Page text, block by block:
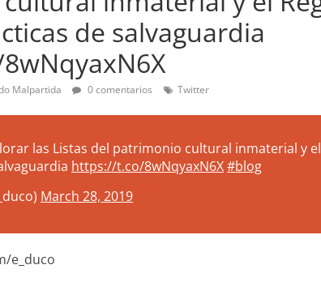
de salvaguardia
Malpartida 0 comentarios Twitter
las Listas del patrimonio cultural inmaterial y
https://t.co/8wNqyaxN6X#blog
March 28, 2019
e_duco